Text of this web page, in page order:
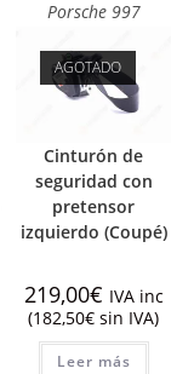
Porsche 997
AGOTADO
Cinturón de
seguridad con
pretensor
izquierdo (Coupé)
219,00€ IVA inc
(182,50€ sin IVA)
Leer más